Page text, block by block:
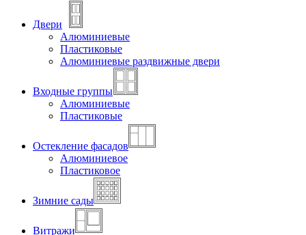
Двери
Алюминиевые
Пластиковые
Алюминиевые раздвижные двери
Входные группы
Алюминиевые
Пластиковые
Остекление фасадов
Алюминиевое
Пластиковое
Зимние сады
Витражи